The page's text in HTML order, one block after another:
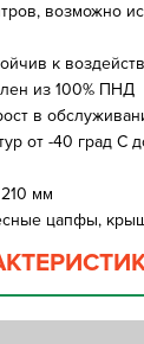
возможно
к
из 100% ПНД
в
от -40 град С
мм
цапфы,